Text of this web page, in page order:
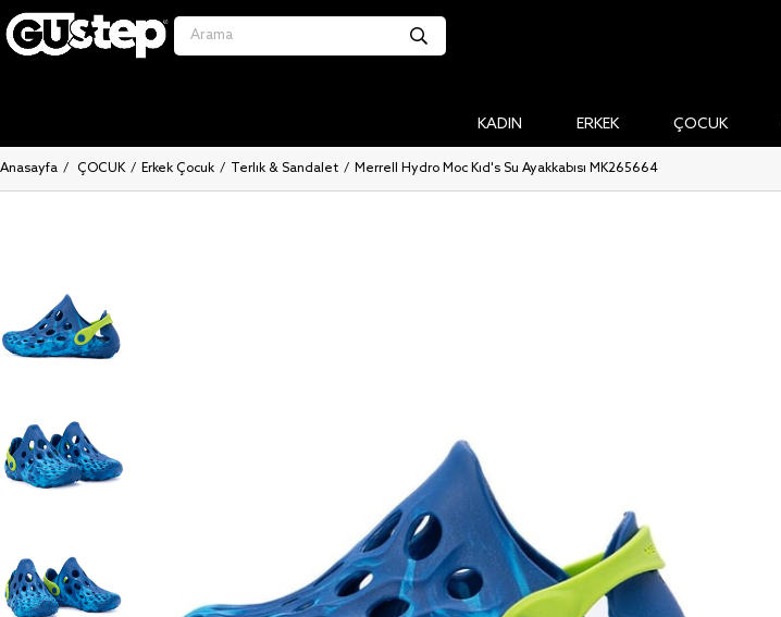
KADIN ERKEK ÇOCUK
Anasayfa ÇOCUK Erkek Çocuk Terlik & Sandalet Merrell Hydro Moc Kid's Su Ayakkabısı MK265664